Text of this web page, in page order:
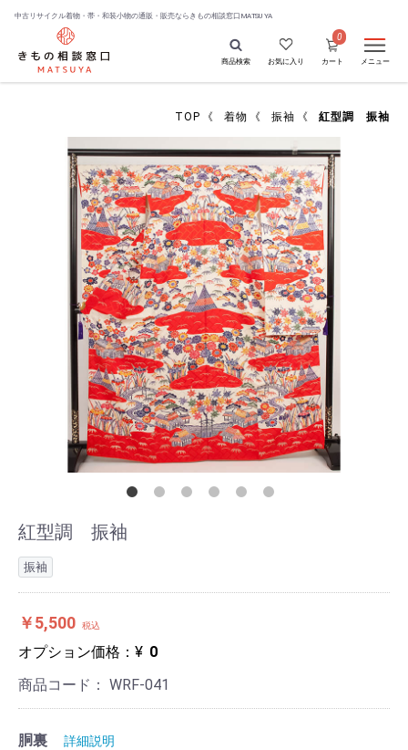
中古リサイクル着物・帯・和装小物の通販・販売なら きもの相談窓口MATSUYA
商品検索 お気に入り
0
カート メニュー
TOP 《 着物 《 振袖 《 紅型調 振袖
紅型調 振袖
振袖
￥5,500 税込
オプション価格：¥ 0
商品コード： WRF-041
胴裏 詳細説明